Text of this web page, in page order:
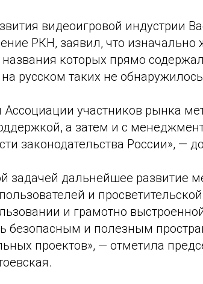
видеоигровой индустрии
РКН, заявил, что изначально
которых прямо
русском таких не
Ассоциации участников рынка
а затем и с
законодательства России», —
задачей дальнейшее развитие
и
и грамотно
безопасным и полезным
проектов», — отметила